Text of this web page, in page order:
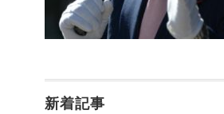
新着記事